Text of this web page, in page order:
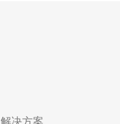
解决方案